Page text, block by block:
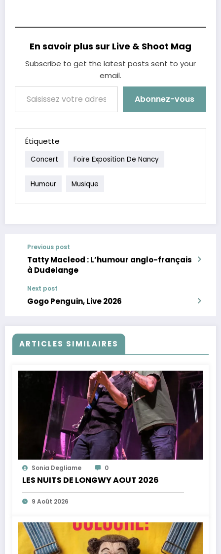
En savoir plus sur Live & Shoot Mag
Subscribe to get the latest posts sent to your
email.
Saisissez votre adresse e-mail…
Abonnez-vous
Étiquette
Concert Foire Exposition De Nancy
Humour Musique
Previous post
Tatty Macleod : L’humour anglo-français
à Dudelange
Next post
Gogo Penguin, Live 2026
ARTICLES SIMILAIRES
Sonia Degliame 0
LES NUITS DE LONGWY AOUT 2026
9 Août 2026